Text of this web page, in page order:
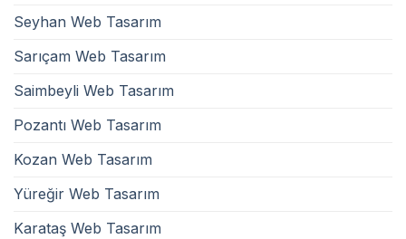
Seyhan Web Tasarım
Sarıçam Web Tasarım
Saimbeyli Web Tasarım
Pozantı Web Tasarım
Kozan Web Tasarım
Yüreğir Web Tasarım
Karataş Web Tasarım